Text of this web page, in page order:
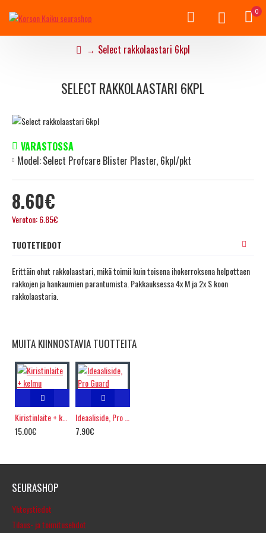
0
Select rakkolaastari 6kpl
SELECT RAKKOLAASTARI 6KPL
8.60€
Veroton: 6.85€
VARASTOSSA
Model:Select Profcare Blister Plaster, 6kpl/pkt
TUOTETIEDOT
Erittäin ohut rakkolaastari, mikä toimii kuin toisena ihokerroksena helpottaen
rakkojen ja hankaumien parantumista. Pakkauksessa 4x M ja 2x S koon
rakkolaastaria.
MUITA KIINNOSTAVIA TUOTTEITA
15.00€
7.90€
SEURASHOP
Yhteystiedot
Tilaus- ja toimitusehdot